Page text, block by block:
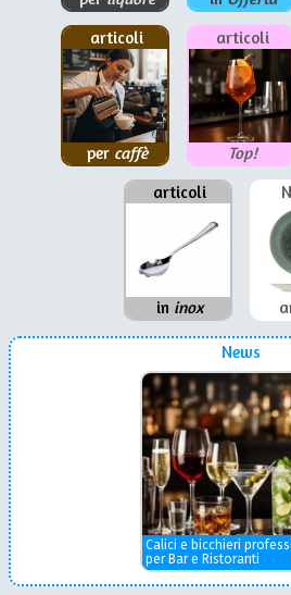
articoli
per caffè
articoli
Top!
articoli
in inox
News
Calici e bicchieri
per Bar e Ristoranti